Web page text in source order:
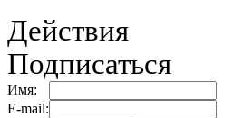
Действия
Подписаться
Имя:
E-mail: